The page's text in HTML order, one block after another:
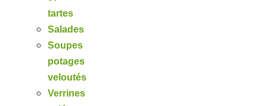
tartes
Salades
Soupes
potages
veloutés
Verrines